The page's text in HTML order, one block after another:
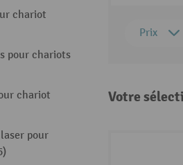
chariot
pour chariots
chariot
pour
Prix
Votre